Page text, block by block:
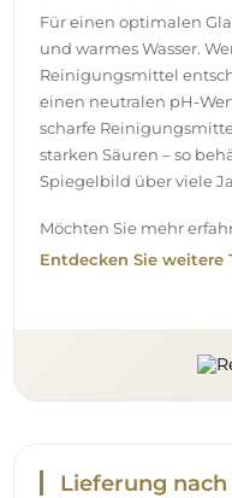
Wir bieten einen
die Sendung direkt an
Gegen einen Aufpreis
Hineintrageservicean,
Ihre Wohnung gebracht
einen Durchmesser von
kann eine kleine Hilfe
auswählen und
nicht in Ihre Wohnung